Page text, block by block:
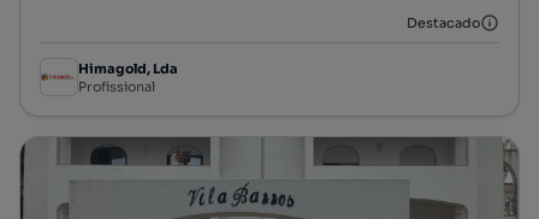
Destacado
Himagold, Lda
Profissional